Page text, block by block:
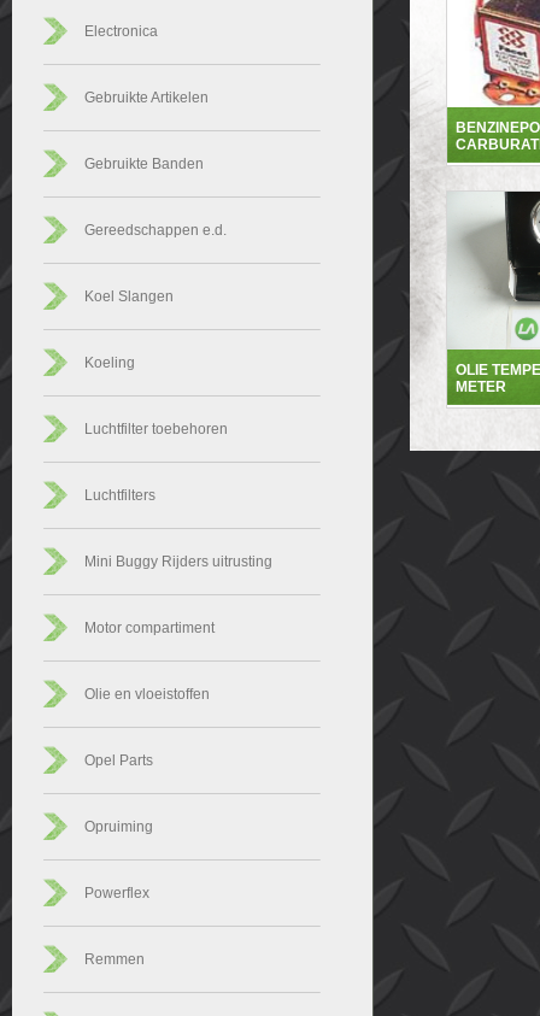
Electronica
Gebruikte Artikelen
Gebruikte Banden
Gereedschappen e.d.
Koel Slangen
Koeling
Luchtfilter toebehoren
Luchtfilters
Mini Buggy Rijders uitrusting
Motor compartiment
Olie en vloeistoffen
Opel Parts
Opruiming
Powerflex
Remmen
OLIE
METER